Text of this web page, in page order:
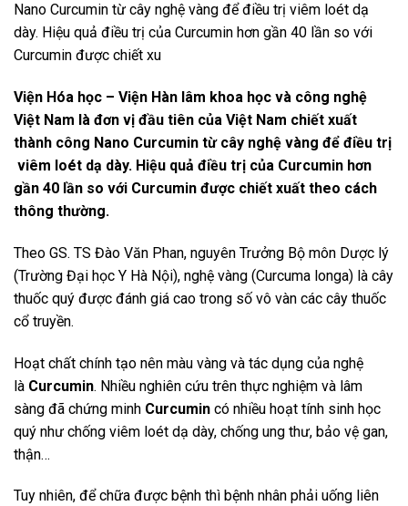
Nano Curcumin từ cây nghệ vàng để điều trị viêm loét dạ
dày. Hiệu quả điều trị của Curcumin hơn gần 40 lần so với
Curcumin được chiết xu
Viện Hóa học – Viện Hàn lâm khoa học và công nghệ
Việt Nam là đơn vị đầu tiên của Việt Nam chiết xuất
thành công Nano Curcumin từ cây nghệ vàng để điều trị
viêm loét dạ dày. Hiệu quả điều trị của Curcumin hơn
gần 40 lần so với Curcumin được chiết xuất theo cách
thông thường.
Theo GS. TS Đào Văn Phan, nguyên Trưởng Bộ môn Dược lý
(Trường Đại học Y Hà Nội), nghệ vàng (Curcuma longa) là cây
thuốc quý được đánh giá cao trong số vô vàn các cây thuốc
cổ truyền.
Hoạt chất chính tạo nên màu vàng và tác dụng của nghệ
là Curcumin. Nhiều nghiên cứu trên thực nghiệm và lâm
sàng đã chứng minh Curcumin có nhiều hoạt tính sinh học
quý như chống viêm loét dạ dày, chống ung thư, bảo vệ gan,
thận…
Tuy nhiên, để chữa được bệnh thì bệnh nhân phải uống liên